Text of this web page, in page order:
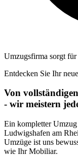
Umzugsfirma sorgt
Entdecken Sie Ihr
Von
- wir meistern
Ein kompletter
Ludwigshafen am
Umzüge ist uns
wie Ihr Mobiliar.